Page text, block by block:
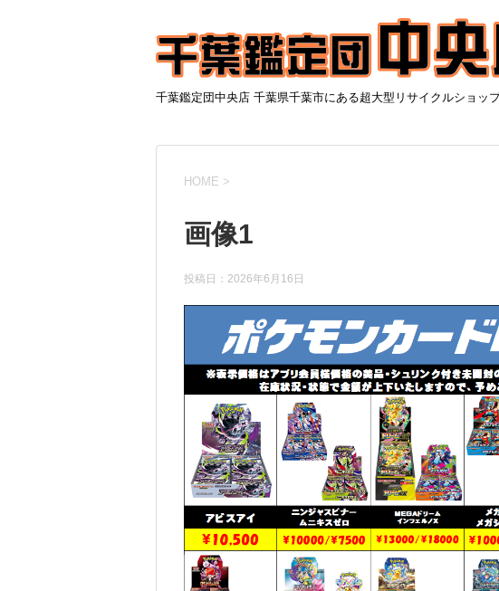
千葉鑑定団中央店 千葉県千葉市にある超大型リサイクルショッ
HOME >
画像1
投稿日： 2026年6月16日